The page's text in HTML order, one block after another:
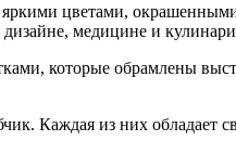
цветами,
медицине и
которые обрамлены
Каждая из них обладает